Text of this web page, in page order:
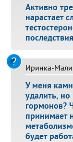
Активно
нарастает
Иринка-
У меня
удалить, но
гормонов?
принимает
будет